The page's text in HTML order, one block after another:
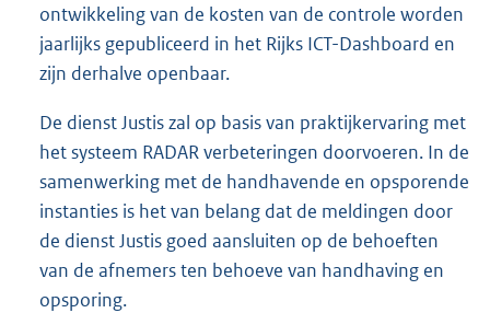
ontwikkeling van de kosten van de controle worden
jaarlijks gepubliceerd in het Rijks ICT-Dashboard en
zijn derhalve openbaar.
De dienst Justis zal op basis van praktijkervaring met
het systeem RADAR verbeteringen doorvoeren. In de
samenwerking met de handhavende en opsporende
instanties is het van belang dat de meldingen door
de dienst Justis goed aansluiten op de behoeften
van de afnemers ten behoeve van handhaving en
opsporing.